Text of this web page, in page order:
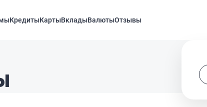
КредитыКартыВкладыВалютыОтзывы